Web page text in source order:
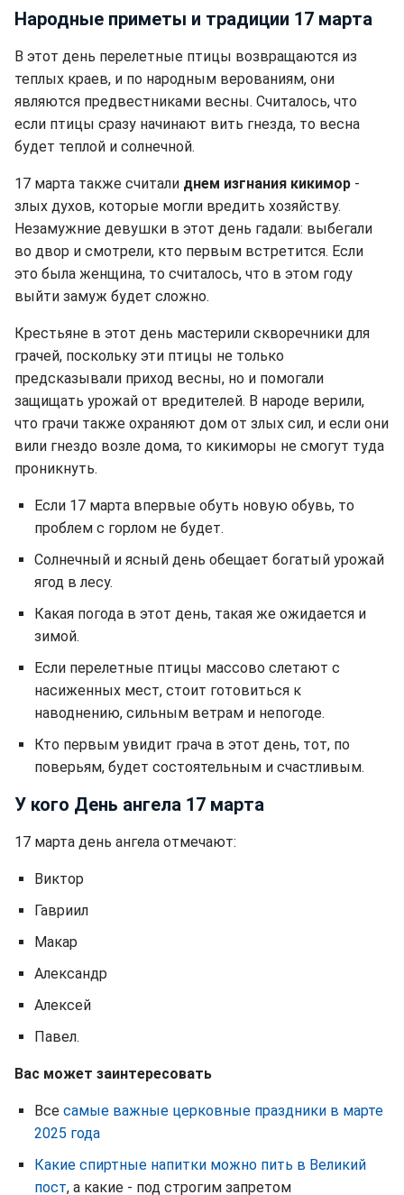
Народные приметы и традиции 17 марта
В этот день перелетные птицы возвращаются из
теплых краев, и по народным верованиям, они
являются предвестниками весны. Считалось, что
если птицы сразу начинают вить гнезда, то весна
будет теплой и солнечной.
17 марта также считали днем изгнания кикимор -
злых духов, которые могли вредить хозяйству.
Незамужние девушки в этот день гадали: выбегали
во двор и смотрели, кто первым встретится. Если
это была женщина, то считалось, что в этом году
выйти замуж будет сложно.
Крестьяне в этот день мастерили скворечники для
грачей, поскольку эти птицы не только
предсказывали приход весны, но и помогали
защищать урожай от вредителей. В народе верили,
что грачи также охраняют дом от злых сил, и если они
вили гнездо возле дома, то кикиморы не смогут туда
проникнуть.
Если 17 марта впервые обуть новую обувь, то
проблем с горлом не будет.
Солнечный и ясный день обещает богатый урожай
ягод в лесу.
Какая погода в этот день, такая же ожидается и
зимой.
Если перелетные птицы массово слетают с
насиженных мест, стоит готовиться к
наводнению, сильным ветрам и непогоде.
Кто первым увидит грача в этот день, тот, по
поверьям, будет состоятельным и счастливым.
У кого День ангела 17 марта
17 марта день ангела отмечают:
Виктор
Гавриил
Макар
Александр
Алексей
Павел.
Вас может заинтересовать
Все самые важные церковные праздники в марте
2025 года
Какие спиртные напитки можно пить в Великий
пост, а какие - под строгим запретом